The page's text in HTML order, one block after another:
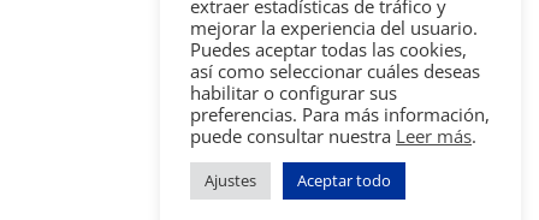
extraer estadísticas de tráfico y
mejorar la experiencia del usuario.
Puedes aceptar todas las cookies,
así como seleccionar cuáles deseas
habilitar o configurar sus
preferencias. Para más información,
puede consultar nuestra Leer más.
Ajustes Aceptar todo